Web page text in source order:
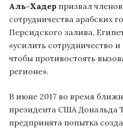
Аль-Хадер призвал
сотрудничества арабских
Персидского залива,
«усилить сотрудничество
чтобы противостоять
регионе».
В июне 2017 во время
президента США Дональда
предпринята попытка